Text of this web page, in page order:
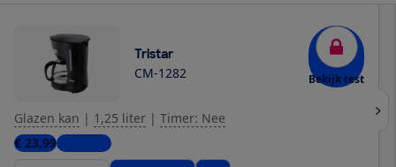
Tristar
CM-1282 Bekijk test
Glazen kan | 1,25 liter | Timer: Nee
€ 23,993 winkels